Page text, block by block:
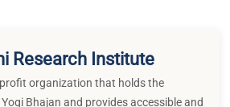
Research Institute
organization that holds the
Bhajan and provides accessible and